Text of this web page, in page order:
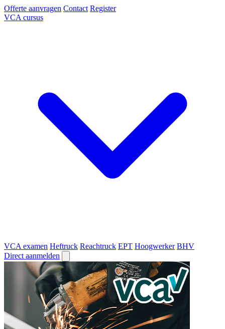
Offerte aanvragen Contact Register
VCA cursus
VCA examen Heftruck Reachtruck EPT Hoogwerker BHV
Direct aanmelden